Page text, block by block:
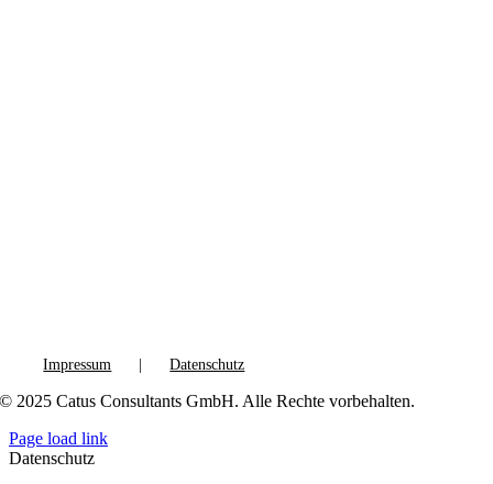
Impressum Datenschutz
© 2025 Catus Consultants GmbH. Alle Rechte vorbehalten.
Page load link
Datenschutz